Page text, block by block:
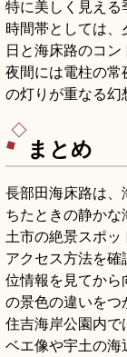
特に美しく見える
時間帯としては
日と海床路のコン
夜間には電柱の常
の灯りが重なる幻
まとめ
長部田海床路は
ちたときの静か
土市の絶景スポッ
アクセス方法を
位情報を見てか
の景色の違いをつ
住吉海岸公園内で
ベエ像や宇土の海